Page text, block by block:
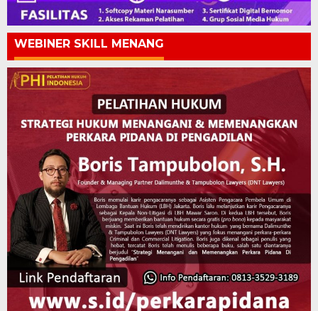
WEBINER SKILL MENANG